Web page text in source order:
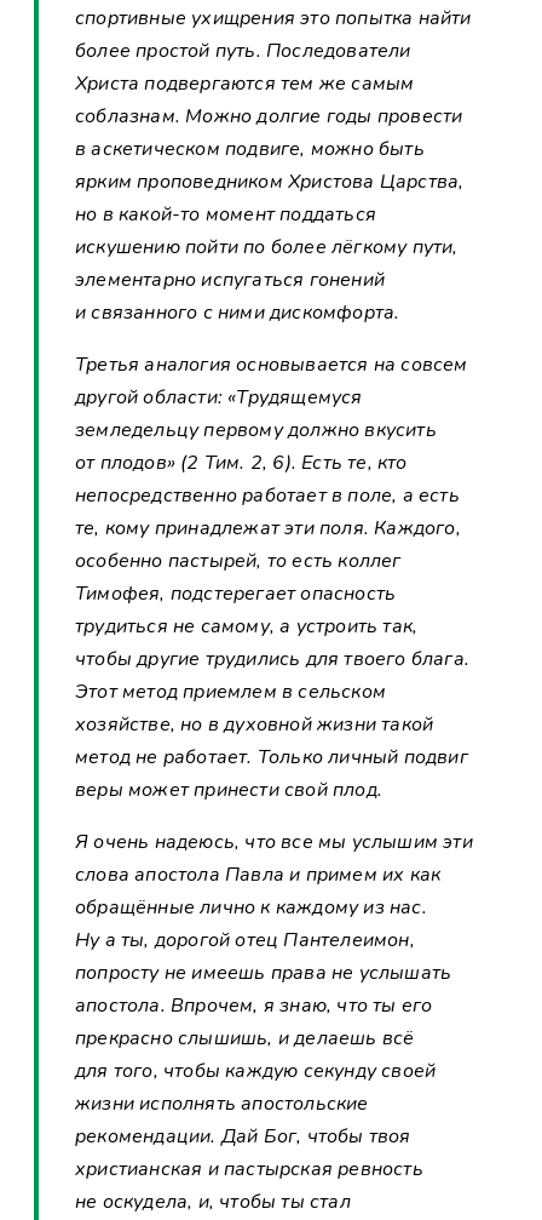
спортивные ухищрения это попытка найти
более простой путь. Последователи
Христа подвергаются тем же самым
соблазнам. Можно долгие годы провести
в аскетическом подвиге, можно быть
ярким проповедником Христова Царства,
но в какой-то момент поддаться
искушению пойти по более лёгкому пути,
элементарно испугаться гонений
и связанного с ними дискомфорта.
Третья аналогия основывается на совсем
другой области: «Трудящемуся
земледельцу первому должно вкусить
от плодов» (2 Тим. 2, 6). Есть те, кто
непосредственно работает в поле, а есть
те, кому принадлежат эти поля. Каждого,
особенно пастырей, то есть коллег
Тимофея, подстерегает опасность
трудиться не самому, а устроить так,
чтобы другие трудились для твоего блага.
Этот метод приемлем в сельском
хозяйстве, но в духовной жизни такой
метод не работает. Только личный подвиг
веры может принести свой плод.
Я очень надеюсь, что все мы услышим эти
слова апостола Павла и примем их как
обращённые лично к каждому из нас.
Ну а ты, дорогой отец Пантелеимон,
попросту не имеешь права не услышать
апостола. Впрочем, я знаю, что ты его
прекрасно слышишь, и делаешь всё
для того, чтобы каждую секунду своей
жизни исполнять апостольские
рекомендации. Дай Бог, чтобы твоя
христианская и пастырская ревность
не оскудела, и, чтобы ты стал